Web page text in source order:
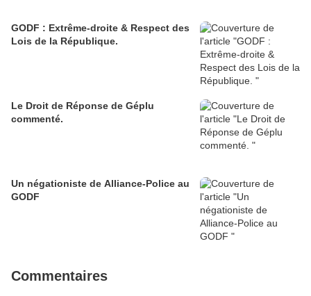
GODF : Extrême-droite & Respect des
Lois de la République.
Le Droit de Réponse de Géplu
commenté.
Un négationiste de Alliance-Police au
GODF
Commentaires